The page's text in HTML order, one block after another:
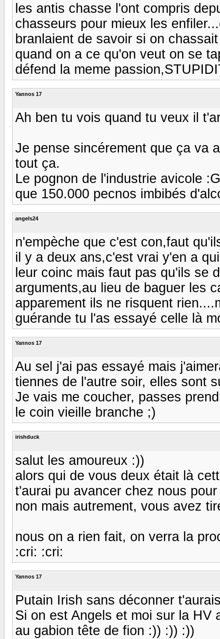
les antis chasse l'ont compris
chasseurs pour mieux les
branlaient de savoir si on
quand on a ce qu'on veut on se
défend la meme
Yannos 17
Ah ben tu vois quand tu veux il
Je pense sincérement que ça va
tout ça.
Le pognon de l'industrie avicole
que 150.000 pecnos imbibés
angels24
n'empèche que c'est con,faut
il y a deux ans,c'est vrai y'en a
leur coinc mais faut pas qu'ils se
arguments,au lieu de baguer les
apparement ils ne risquent
guérande tu l'as essayé celle là
Yannos 17
Au sel j'ai pas essayé mais
tiennes de l'autre soir, elles sont
Je vais me coucher, passes
le coin vieille branche ;)
irishduck
salut les amoureux :))
alors qui de vous deux était là
t'aurai pu avancer chez nous
non mais autrement, vous avez
nous on a rien fait, on verra la
:cri: :cri:
Yannos 17
Putain Irish sans déconner
Si on est Angels et moi sur la HV
au gabion tête de fion :)) :)) :))